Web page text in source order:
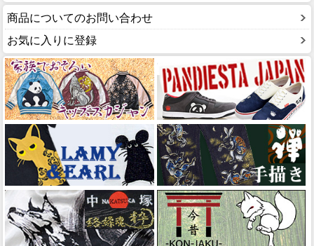
商品についてのお問い合わせ
お気に入りに登録